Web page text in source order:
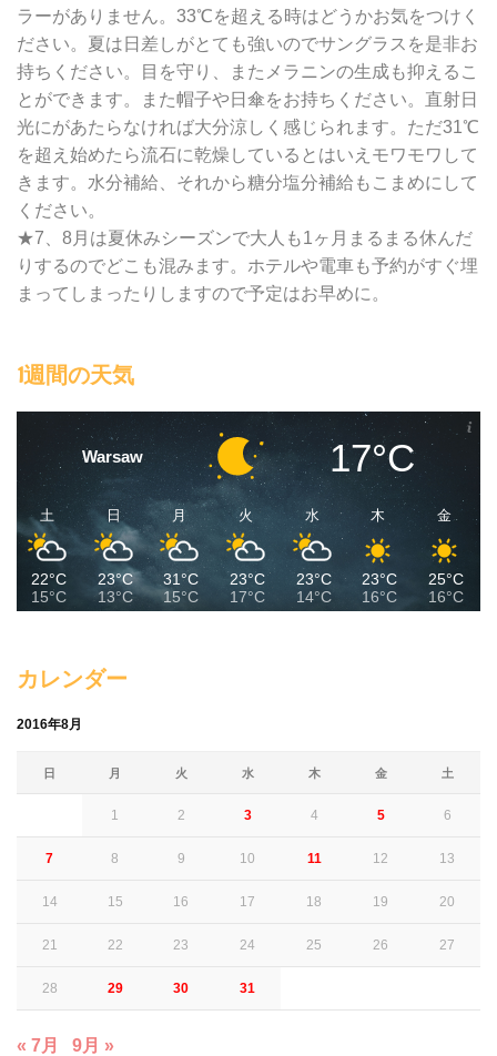
ラーがありません。33℃を超える時はどうかお気をつけく
ださい。夏は日差しがとても強いのでサングラスを是非お
持ちください。目を守り、またメラニンの生成も抑えるこ
とができます。また帽子や日傘をお持ちください。直射日
光にがあたらなければ大分涼しく感じられます。ただ31℃
を超え始めたら流石に乾燥しているとはいえモワモワして
きます。水分補給、それから糖分塩分補給もこまめにして
ください。
★7、8月は夏休みシーズンで大人も1ヶ月まるまる休んだ
りするのでどこも混みます。ホテルや電車も予約がすぐ埋
まってしまったりしますので予定はお早めに。
1週間の天気
Warsaw 17°C
土
22°C
15°C
日
23°C
13°C
月
31°C
15°C
火
23°C
17°C
水
23°C
14°C
木
23°C
16°C
金
25°C
16°C
カレンダー
2016年8月
日 月 火 水 木 金 土
1 2 3 4 5 6
7 8 9 10 11 12 13
14 15 16 17 18 19 20
21 22 23 24 25 26 27
28 29 30 31
« 7月 9月 »